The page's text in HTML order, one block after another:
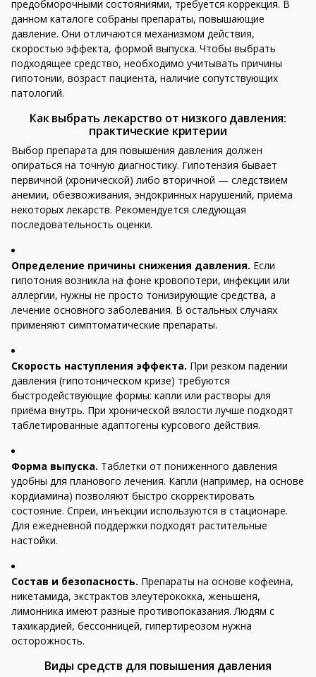
предобморочными состояниями, требуется коррекция. В
данном каталоге собраны препараты, повышающие
давление. Они отличаются механизмом действия,
скоростью эффекта, формой выпуска. Чтобы выбрать
подходящее средство, необходимо учитывать причины
гипотонии, возраст пациента, наличие сопутствующих
патологий.
Как выбрать лекарство от низкого давления:
практические критерии
Выбор препарата для повышения давления должен
опираться на точную диагностику. Гипотензия бывает
первичной (хронической) либо вторичной — следствием
анемии, обезвоживания, эндокринных нарушений, приёма
некоторых лекарств. Рекомендуется следующая
последовательность оценки.
Определение причины снижения давления. Если
гипотония возникла на фоне кровопотери, инфекции или
аллергии, нужны не просто тонизирующие средства, а
лечение основного заболевания. В остальных случаях
применяют симптоматические препараты.
Скорость наступления эффекта. При резком падении
давления (гипотоническом кризе) требуются
быстродействующие формы: капли или растворы для
приёма внутрь. При хронической вялости лучше подходят
таблетированные адаптогены курсового действия.
Форма выпуска. Таблетки от пониженного давления
удобны для планового лечения. Капли (например, на основе
кордиамина) позволяют быстро скорректировать
состояние. Спреи, инъекции используются в стационаре.
Для ежедневной поддержки подходят растительные
настойки.
Состав и безопасность. Препараты на основе кофеина,
никетамида, экстрактов элеутерококка, женьшеня,
лимонника имеют разные противопоказания. Людям с
тахикардией, бессонницей, гипертиреозом нужна
осторожность.
Виды средств для повышения давления